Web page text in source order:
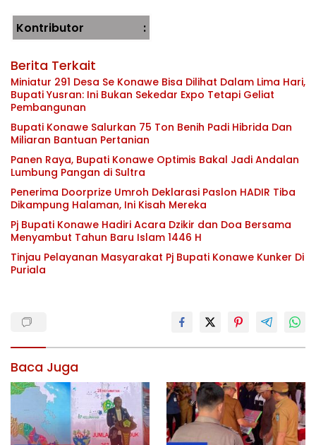
Kontributor :
Berita Terkait
Miniatur 291 Desa Se Konawe Bisa Dilihat Dalam Lima Hari,
Bupati Yusran: Ini Bukan Sekedar Expo Tetapi Geliat
Pembangunan
Bupati Konawe Salurkan 75 Ton Benih Padi Hibrida Dan
Miliaran Bantuan Pertanian
Panen Raya, Bupati Konawe Optimis Bakal Jadi Andalan
Lumbung Pangan di Sultra
Penerima Doorprize Umroh Deklarasi Paslon HADIR Tiba
Dikampung Halaman, Ini Kisah Mereka
Pj Bupati Konawe Hadiri Acara Dzikir dan Doa Bersama
Menyambut Tahun Baru Islam 1446 H
Tinjau Pelayanan Masyarakat Pj Bupati Konawe Kunker Di
Puriala
Baca Juga